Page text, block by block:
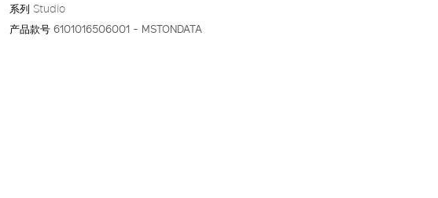
系列 Studio
产品款号6101016506001 - MSTONDATA